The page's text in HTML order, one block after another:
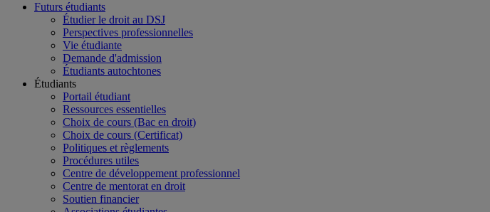
Futurs étudiants
Étudier le droit au DSJ
Perspectives professionnelles
Vie étudiante
Demande d'admission
Étudiants autochtones
Étudiants
Portail étudiant
Ressources essentielles
Choix de cours (Bac en droit)
Choix de cours (Certificat)
Politiques et règlements
Procédures utiles
Centre de développement professionnel
Centre de mentorat en droit
Soutien financier